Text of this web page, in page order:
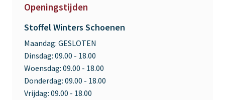
Openingstijden
Stoffel Winters Schoenen
Maandag: GESLOTEN
Dinsdag: 09.00 - 18.00
Woensdag: 09.00 - 18.00
Donderdag: 09.00 - 18.00
Vrijdag: 09.00 - 18.00